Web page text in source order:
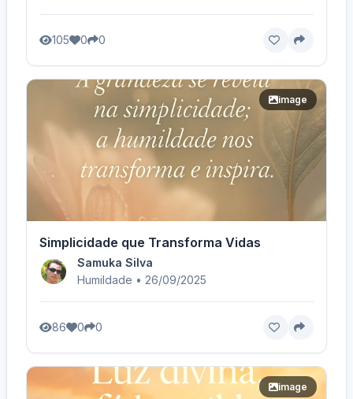
105 0 0
image
Simplicidade que Transforma Vidas
Samuka Silva
Humildade • 26/09/2025
86 0 0
image